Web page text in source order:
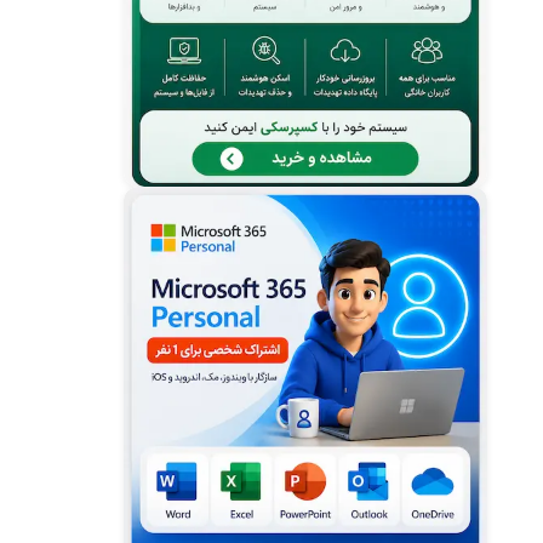
ایجاد یادداشت در صفحات وان نوت
ایجاد صفحات و زیر صفحات در وان نوت
ایجاد بخش در وان نوت - Add Sections
ساخت دفترچه یادداشت وان نوت
تغییر ویژگی های فایل وان نوت
معرفی منو ها و رابط کاربری وان نوت
دانلود و حذف وان نوت در آفیس 365 و 2019
خارج کردن متن عکس در وان نوت - Picture to
Text OneNote
حل معادلات تایپی و دست نویس در وان نوت
بروز رسانی بزرگ در وان نوت - Onenote OCR
افزودن وان نوت به فایرفاکس و کروم - Add
Onenote Chrome Firefox
استفاده از Onenote به عنوان ابزار جعبه لایتنر
برای یادگیری زبان انگلیسی